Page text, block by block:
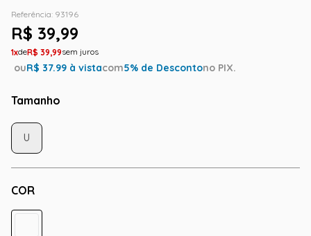
Referência: 93196
R$ 39,99
1 R$ 39,99
ouR$ 37.99 à vistacom5% de Descontono PIX.
Tamanho
COR
U